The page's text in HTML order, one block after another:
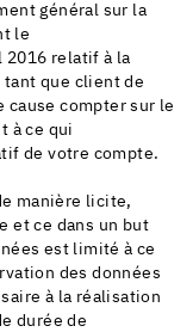
général sur la
le
2016 relatif à la
tant que client de
cause compter sur le
à ce qui
de votre compte.
manière licite,
et ce dans un but
est limité à ce
des données
à la réalisation
durée de